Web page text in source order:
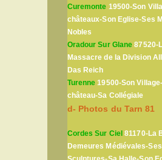
Curemonte 19500-Son
châteaux-Son Eglise-Ses
Nobles
Oradour Sur Glane 87520-
Massacre de la Division
Das Reich
Turenne 19500-Son
château-Sa Collégiale
d- Photos du Tarn 81
Cordes Sur Ciel 81170-La
Demeures Médiévales-Ses